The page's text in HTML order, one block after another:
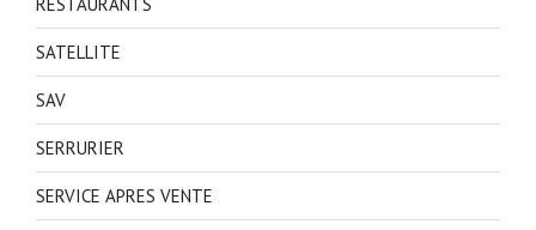
SATELLITE
SAV
SERRURIER
SERVICE APRES VENTE